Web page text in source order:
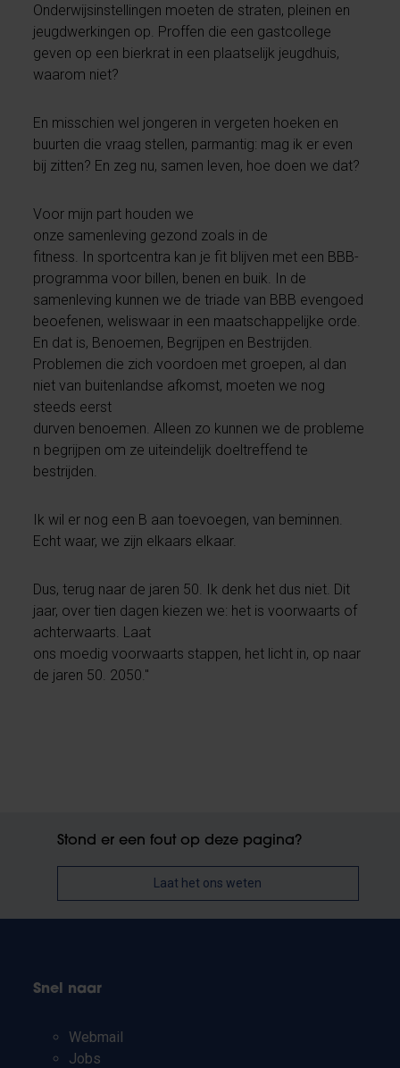
Onderwijsinstellingen moeten de straten, pleinen en
jeugdwerkingen op. Proffen die een gastcollege
geven op een bierkrat in een plaatselijk jeugdhuis,
waarom niet?
En misschien wel jongeren in vergeten hoeken en
buurten die vraag stellen, parmantig: mag ik er even
bij zitten? En zeg nu, samen leven, hoe doen we dat?
Voor mijn part houden we
onze samenleving gezond zoals in de
fitness. In sportcentra kan je fit blijven met een BBB-
programma voor billen, benen en buik. In de
samenleving kunnen we de triade van BBB evengoed
beoefenen, weliswaar in een maatschappelijke orde.
En dat is, Benoemen, Begrijpen en Bestrijden.
Problemen die zich voordoen met groepen, al dan
niet van buitenlandse afkomst, moeten we nog
steeds eerst
durven benoemen. Alleen zo kunnen we de probleme
n begrijpen om ze uiteindelijk doeltreffend te
bestrijden.
Ik wil er nog een B aan toevoegen, van beminnen.
Echt waar, we zijn elkaars elkaar.
Dus, terug naar de jaren 50. Ik denk het dus niet. Dit
jaar, over tien dagen kiezen we: het is voorwaarts of
achterwaarts. Laat
ons moedig voorwaarts stappen, het licht in, op naar
de jaren 50. 2050."
Stond er een fout op deze pagina?
Laat het ons weten
Snel naar
Webmail
Jobs